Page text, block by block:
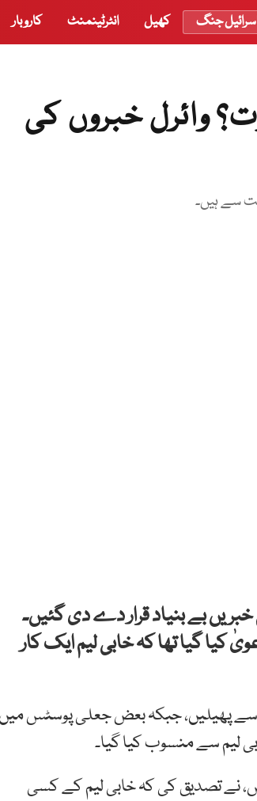
اسرائیل جنگ کھیل انٹرٹینمنٹ کاروبار
وائرل خبروں کی
سے ہیں۔
بے بنیاد قرار دے دی گئیں۔
کیا گیا تھا کہ خابی لیم ایک کار
سے پھیلیں، جبکہ بعض جعلی پوسٹس
لیم سے منسوب کیا گیا۔
نے تصدیق کی کہ خابی لیم کے کسی